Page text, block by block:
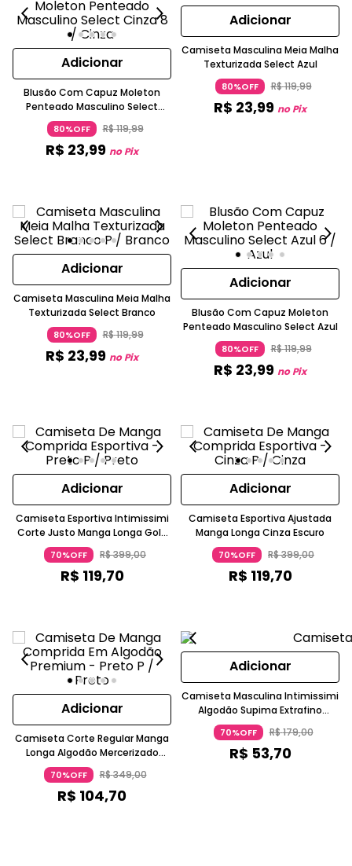
Adicionar
Blusão Com Capuz Moleton
Penteado Masculino Select
Cinza
80%OFF R$119,99
R$ 23,99 no Pix
Adicionar
Camiseta Masculina Meia Malha
Texturizada Select Azul
80%OFF R$119,99
R$ 23,99 no Pix
Adicionar
Camiseta Masculina Meia Malha
Texturizada Select Branco
80%OFF R$119,99
R$ 23,99 no Pix
Adicionar
Blusão Com Capuz Moleton
Penteado Masculino Select Azul
80%OFF R$119,99
R$ 23,99 no Pix
Adicionar
Camiseta Esportiva Intimissimi
Corte Justo Manga Longa Gola
Alta Preta
70%OFF R$399,00
R$ 119,70
Adicionar
Camiseta Esportiva Ajustada
Manga Longa Cinza Escuro
70%OFF R$399,00
R$ 119,70
Adicionar
Camiseta Corte Regular Manga
Longa Algodão Mercerizado
Chumbo
70%OFF R$349,00
R$ 104,70
Adicionar
Camiseta Masculina Intimissimi
Algodão Supima Extrafino
Manga Curta Gola Careca
Branco
70%OFF R$179,00
R$ 53,70